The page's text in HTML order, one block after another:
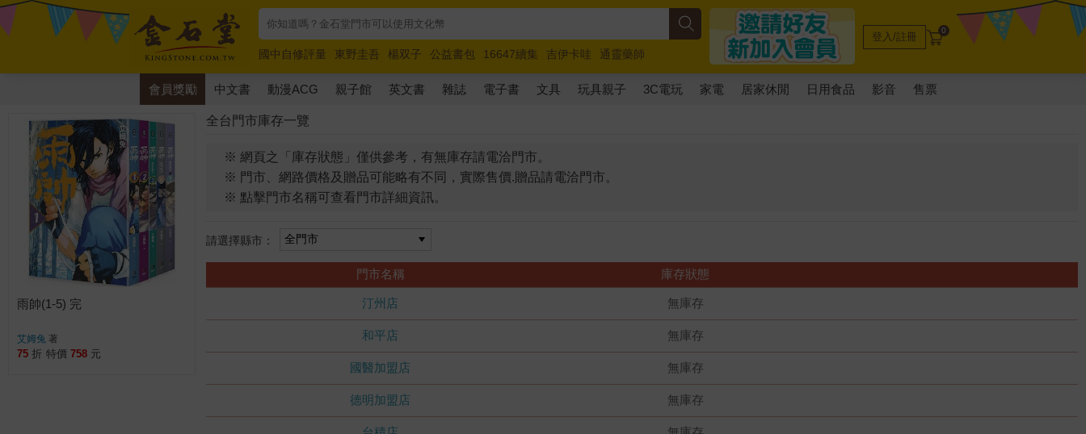
國中自修評量 東野圭吾 楊双子 公益書包 16647續集 吉伊卡哇
通靈藥師
唯紅花綻放
奧德賽 路邊攤新作 馬斯克 玩具總動員5 超慢跑
登入/註冊 0
會員獎勵 中文書 動漫ACG 親子館 英文書 雜誌 電子書 文具 玩具親子 3C電玩 家電 居家休閒 日用食品 影音 售票
全台門市庫存一覽
※ 網頁之「庫存狀態」僅供參考，有無庫存請電洽門市。
※ 門市、網路價格及贈品可能略有不同，實際售價.贈品請電洽門市。
※ 點擊門市名稱可查看門市詳細資訊。
請選擇縣市：
門市名稱 庫存狀態
汀州店 無庫存
和平店 無庫存
國醫加盟店 無庫存
德明加盟店 無庫存
雨帥(1-5) 完
艾姆兔 著
75 折 特價 758 元